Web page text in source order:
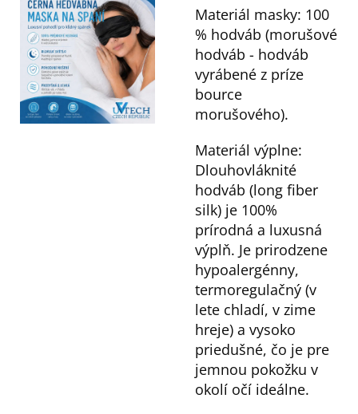
Materiál masky: 100
% hodváb (morušové
hodváb - hodváb
vyrábené z príze
bource
morušového).
Materiál výplne:
Dlouhovláknité
hodváb (long fiber
silk) je 100%
prírodná a luxusná
výplň. Je prirodzene
hypoalergénny,
termoregulačný (v
lete chladí, v zime
hreje) a vysoko
priedušné, čo je pre
jemnou pokožku v
okolí očí ideálne.